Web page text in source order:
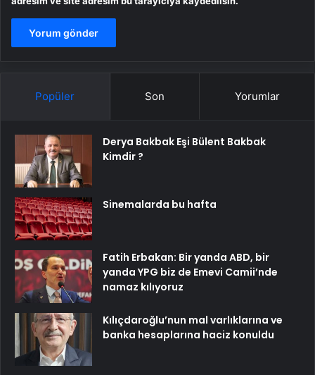
Popüler Son Yorumlar
Derya Bakbak Eşi Bülent Bakbak
Kimdir ?
Sinemalarda bu hafta
Fatih Erbakan: Bir yanda ABD, bir
yanda YPG biz de Emevi Camii’nde
namaz kılıyoruz
Kılıçdaroğlu’nun mal varlıklarına ve
banka hesaplarına haciz konuldu